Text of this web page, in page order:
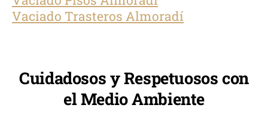
Vaciado Trasteros Almoradí
Cuidadosos y Respetuosos con
el Medio Ambiente